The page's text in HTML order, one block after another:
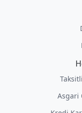
Asgari